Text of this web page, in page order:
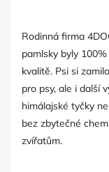
Rodinná firma
pamlsky byly
kvalitě. Psi si
pro psy, ale i další
himálajské tyčky
bez zbytečné
zvířatům.